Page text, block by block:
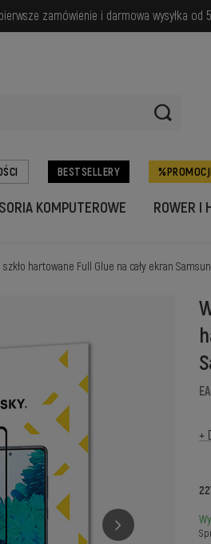
zamówienie i darmowa wysyłka od
BESTSELLERY
KOMPUTEROWE ROWER I
hartowane Full Glue na cały ekran
+